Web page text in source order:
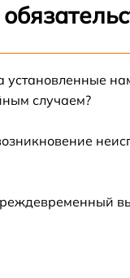
дальнометра и
логики
установленные
случаем?